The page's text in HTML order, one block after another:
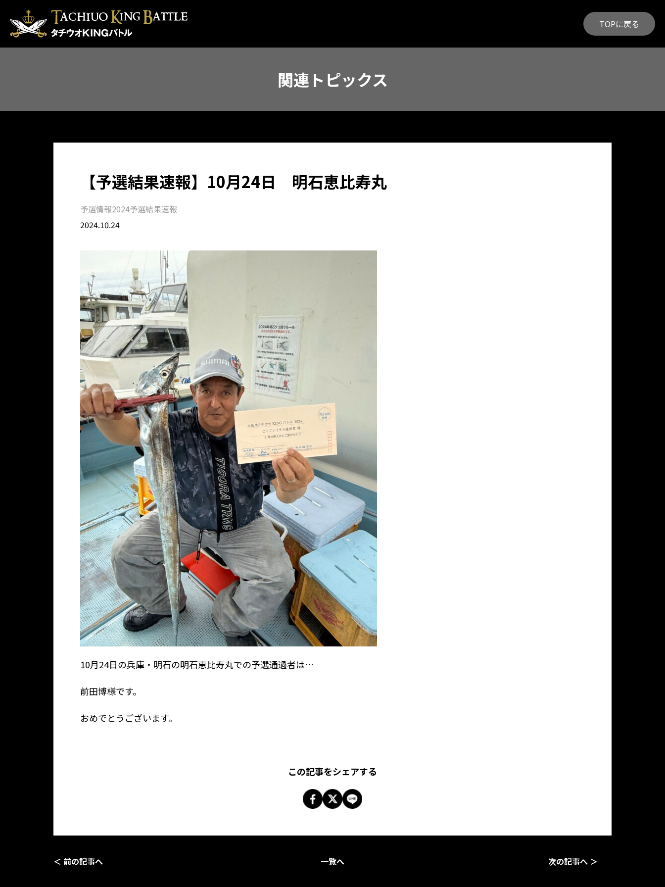
TOPに戻る
関連トピックス
【予選結果速報】10月24日 明石恵比寿丸
予選情報2024予選結果速報
2024.10.24
10月24日の兵庫・明石の明石恵比寿丸での予選通過者は…
前田博様です。
おめでとうございます。
この記事をシェアする
＜ 前の記事へ 一覧へ 次の記事へ ＞